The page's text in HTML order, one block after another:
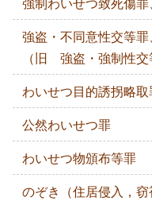
強盗・不同意性交等
（旧 強盗・強制性交
わいせつ目的誘拐略
公然わいせつ罪
わいせつ物頒布等罪
のぞき（住居侵入，窃